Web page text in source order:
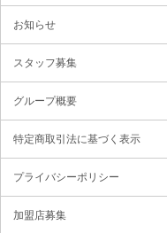
お知らせ
スタッフ募集
グループ概要
特定商取引法に基づく表示
プライバシーポリシー
加盟店募集